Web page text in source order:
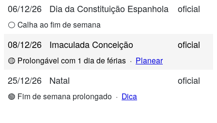
06/12/26 Dia da Constituição Espanhola oficial
⚪ Calha ao fim de semana
08/12/26 Imaculada Conceição oficial
🟡 Prolongável com 1 dia de férias · Planear
25/12/26 Natal oficial
🟢 Fim de semana prolongado · Dica